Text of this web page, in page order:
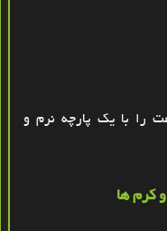
را با یک پارچه نرم و
کرم ‌ها